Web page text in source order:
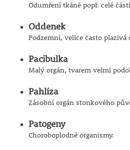
Odumření tkáně popř. celé
Oddenek
Podzemní, velice často
Pacibulka
Malý orgán, tvarem velmi
Pahlíza
Zásobní orgán stonkového
Patogeny
Choroboplodné organismy.